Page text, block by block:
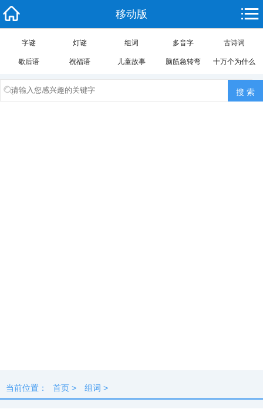
移动版
字谜 灯谜 组词 多音字 古诗词
歇后语 祝福语 儿童故事 脑筋急转弯 十万个为什么
当前位置： 首页 > 组词 >